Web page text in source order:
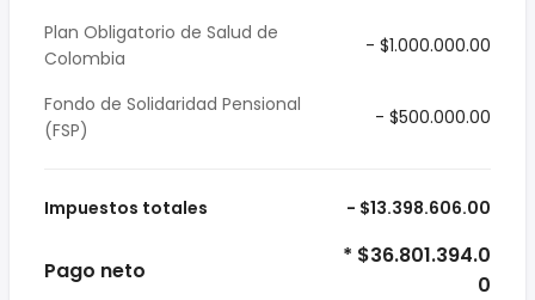
Plan Obligatorio de Salud de
Colombia
- $1.000.000.00
Fondo de Solidaridad Pensional
(FSP)
- $500.000.00
Impuestos totales - $13.398.606.00
Pago neto
* $36.801.394.0
0